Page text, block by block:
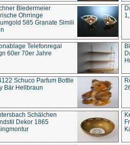
Biedermeier
Ohrringe
585 Granate Simili
Telefonregal
60er 70er Jahre
Schuco Parfum Bottle
Bär Hellbraun
Schälchen
Dekor 1865